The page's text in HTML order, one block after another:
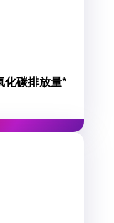
化碳排放量*